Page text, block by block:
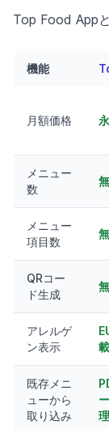
Top Food App
機能
月額価格
メニュー
数
メニュー
項目数
QRコー
ド生成
アレルゲ
ン表示
載
既存メニ
ューから
取り込み